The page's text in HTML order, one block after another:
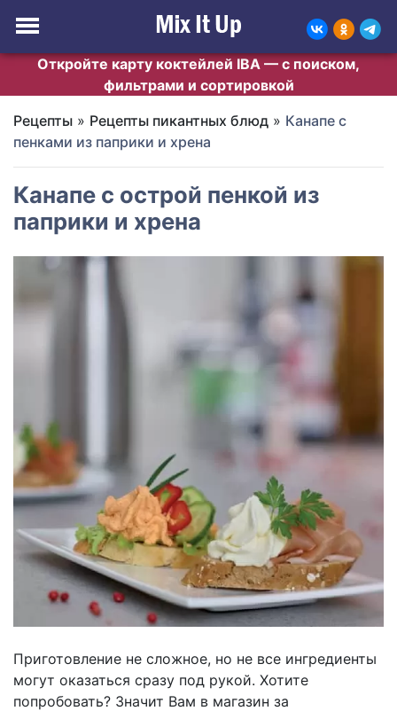
Откройте карту коктейлей IBA — с поиском,
фильтрами и сортировкой
Рецепты » Рецепты пикантных блюд » Канапе с
пенками из паприки и хрена
Канапе с острой пенкой из
паприки и хрена
Приготовление не сложное, но не все ингредиенты
могут оказаться сразу под рукой. Хотите
попробовать? Значит Вам в магазин за